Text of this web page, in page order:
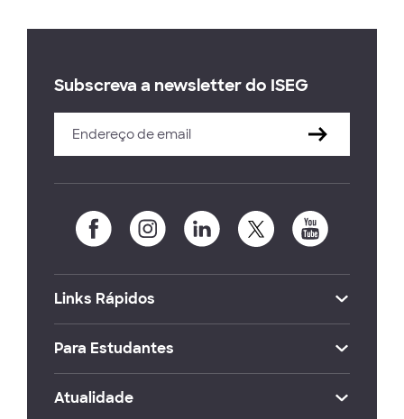
Subscreva a newsletter do ISEG
Links Rápidos
Para Estudantes
Atualidade